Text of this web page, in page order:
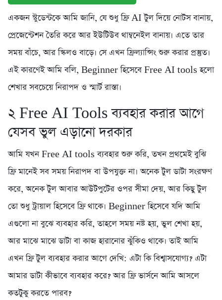
একজন স্টুডেন্টকে আমি জানি, যে শুধু ফ্রি AI টুল দিয়ে নোটস বানায়,
প্রেজেন্টেশন তৈরি করে আর ইউটিউব থাম্বনেইল বানায়। এতে তার
সময় বাঁচে, আর স্কিলও বাড়ে। সে এখন ফ্রিল্যান্সিং শুরু করার প্রস্তুত।
এই কারণেই আমি বলি, Beginner হিসেবে Free AI tools হলো
শেখার সবচেয়ে নিরাপদ ও স্মার্ট রাস্তা।
২️ Free AI Tools ব্যবহার করার আগে
যেসব ভুল এড়ানো দরকার
আমি যখন Free AI tools ব্যবহার শুরু করি, তখন প্রথমেই বুঝি
ফ্রি মানেই সব সময় নিরাপদ বা উপযুক্ত না। অনেক টুল ডাটা সংরক্ষণ
করে, অনেক টুল আবার আউটপুটের ওপর সীমা দেয়, আর কিছু টুল
তো শুধু ট্রায়াল হিসেবে ফ্রি থাকে। Beginner হিসেবে যদি আমি
এগুলো না বুঝে ব্যবহার করি, তাহলে সময় নষ্ট হয়, ভুল শেখা হয়,
আর মাঝে মাঝে ডাটা বা কাজ হারানোর ঝুঁকিও থাকে। তাই আমি
এখন ফ্রি টুল ব্যবহার করার আগে দেখি: এটা কি বিশ্বাসযোগ্য? এটা
আমার ডাটা কীভাবে ব্যবহার করে? আর ফ্রি ভার্সনে আমি আসলে
কতটুকু করতে পারব?